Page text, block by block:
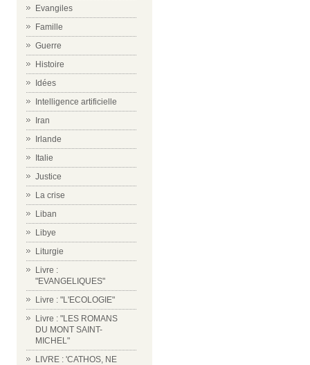
Evangiles
Famille
Guerre
Histoire
Idées
Intelligence artificielle
Iran
Irlande
Italie
Justice
La crise
Liban
Libye
Liturgie
Livre :
"EVANGELIQUES"
Livre : "L'ECOLOGIE"
Livre : "LES ROMANS
DU MONT SAINT-
MICHEL"
LIVRE : 'CATHOS, NE